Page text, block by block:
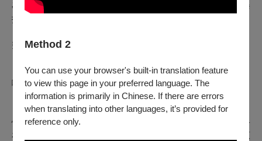
Method 2
You can use your browser's built-in translation feature
to view this page in your preferred language. The
information is primarily in Chinese. If there are errors
when translating into other languages, it’s provided for
reference only.
孕婦開始嘗試各種辦法想要制止，然而裡頭的生命用強烈的拳
打腳踢來抗議，好像在說著：『請好好愛我。』
突然間，一道尖叫聲發射出來。血也跟著流了下來。
『啪嗒啪嗒啪嗒⋯⋯』
噓！有個小東西爬出來了⋯⋯
【核心理念】
性和生命力息息相關，當創傷發生時，就像埋了一顆羞恥種子
在體內，它卡在那裡，默默茁壯。等到終能細看時，才發現原